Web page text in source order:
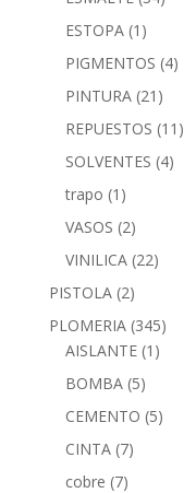
ESTOPA (1)
PIGMENTOS (4)
PINTURA (21)
REPUESTOS (11)
SOLVENTES (4)
trapo (1)
VASOS (2)
VINILICA (22)
PISTOLA (2)
PLOMERIA (345)
AISLANTE (1)
BOMBA (5)
CEMENTO (5)
CINTA (7)
cobre (7)